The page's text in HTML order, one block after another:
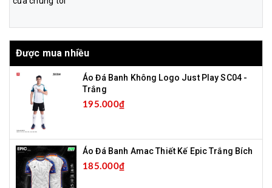
Được mua nhiều
Áo Đá Banh Không Logo Just Play SC04 -
Trắng
195.000₫
Áo Đá Banh Amac Thiết Kế Epic Trắng Bích
185.000₫